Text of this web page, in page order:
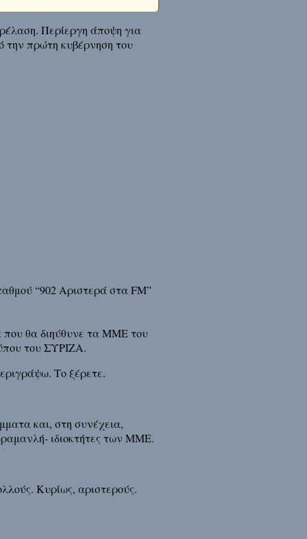
Περίεργη άποψη για
την πρώτη κυβέρνηση του
“902 Αριστερά στα FM”
που θα διηύθυνε τα ΜΜΕ του
του ΣΥΡΙΖΑ.
Το ξέρετε.
και, στη συνέχεια,
ιδιοκτήτες των ΜΜΕ.
Κυρίως, αριστερούς.